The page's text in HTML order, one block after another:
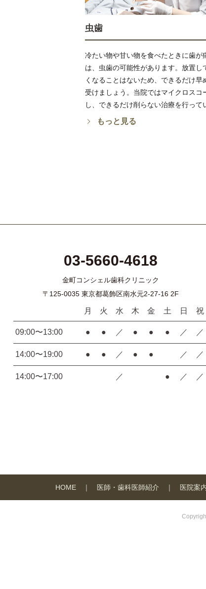
虫歯
冷たい物や甘い物を食べたときに歯が
は、虫歯の可能性があります。放置し
くなることはないため、できるだけ早
受けましょう。当院ではマイクロスコ
し、できるだけ削らない治療を行って
もっと見る
03-5660-4618
金町コンシェル歯科クリニック
〒125-0035 東京都葛飾区南水元2-27-16 2F
月 火 水 木 金 土 日 祝
09:00〜13:00 ● ● ／ ● ● ● ／ ／
14:00〜19:00 ● ● ／ ● ● ／ ／
14:00〜17:00 ／ ● ／ ／
HOME 医師・歯科医師紹介 医院案